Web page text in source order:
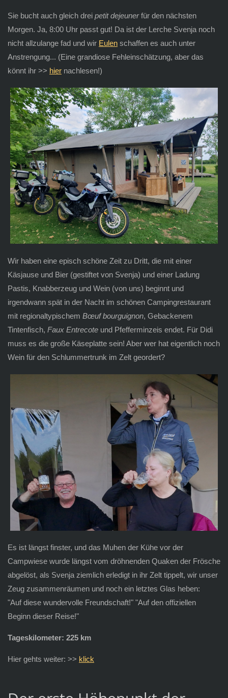
Sie bucht auch gleich drei petit dejeunerfür den nächsten
Morgen. Ja, 8:00 Uhr passt gut! Da ist der Lerche Svenja noch
nicht allzulange fad und wir Eulenschaffen es auch unter
Anstrengung... (Eine grandiose Fehleinschätzung, aber das
könnt ihr >> hiernachlesen!)
Wir haben eine episch schöne Zeit zu Dritt, die mit einer
Käsjause und Bier (gestiftet von Svenja) und einer Ladung
Pastis, Knabberzeug und Wein (von uns) beginnt und
irgendwann spät in der Nacht im schönen Campingrestaurant
mit regionaltypischem Bœuf bourguignon, Gebackenem
Tintenfisch, Faux Entrecoteund Pfefferminzeis endet. Für Didi
muss es die große Käseplatte sein! Aber wer hat eigentlich noch
Wein für den Schlummertrunk im Zelt geordert?
Es ist längst finster, und das Muhen der Kühe vor der
Campwiese wurde längst vom dröhnenden Quaken der Frösche
abgelöst, als Svenja ziemlich erledigt in ihr Zelt tippelt, wir unser
Zeug zusammenräumen und noch ein letztes Glas heben:
"Auf diese wundervolle Freundschaft!" "Auf den offiziellen
Beginn dieser Reise!"
Tageskilometer: 225 km
Hier gehts weiter: >> klick